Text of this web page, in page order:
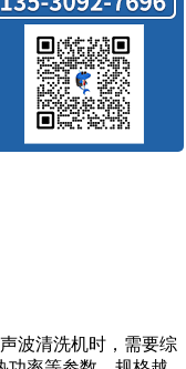
波清洗机时，需要综